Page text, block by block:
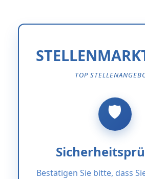
TOP
Bestätigen Sie bitte, dass